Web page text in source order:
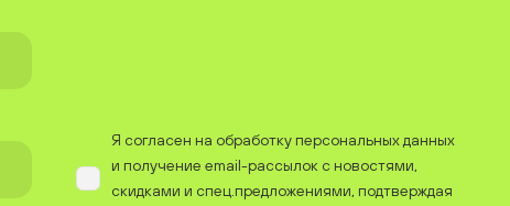
Я согласен на обработку персональных данных
и получение email-рассылок с новостями,
скидками и спец.предложениями, подтверждая